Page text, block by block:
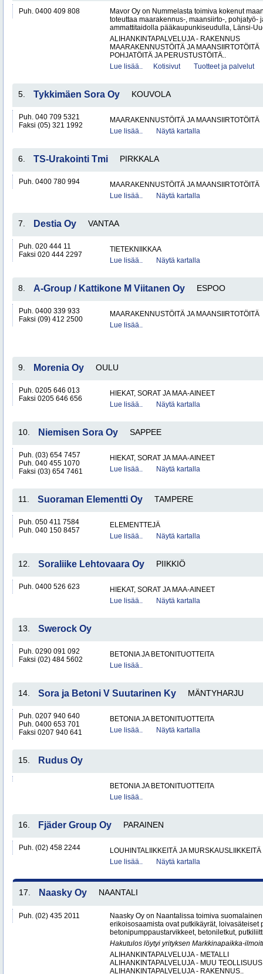
Puh. 0400 409 808
Mavor Oy on Nummelasta toimiva kokenut
toteuttaa maarakennus-, maansiirto-, pohjatyö-
ammattitaidolla pääkaupunkiseudulla, Länsi-
ALIHANKINTAPALVELUJA - RAKENNUS
MAARAKENNUSTÖITÄ JA MAANSIIRTOTÖITÄ
POHJATÖITÄ JA PERUSTUSTÖITÄ..
Lue lisää..
Kotisivut Tuotteet ja palvelut
5. Tykkimäen Sora Oy KOUVOLA
Puh. 040 709 5321
Faksi (05) 321 1992
MAARAKENNUSTÖITÄ JA MAANSIIRTOTÖITÄ
Lue lisää..
Näytä kartalla
6. TS-Urakointi Tmi PIRKKALA
Puh. 0400 780 994
MAARAKENNUSTÖITÄ JA MAANSIIRTOTÖITÄ
Lue lisää..
Näytä kartalla
7. Destia Oy VANTAA
Puh. 020 444 11
Faksi 020 444 2297
TIETEKNIIKKAA
Lue lisää..
Näytä kartalla
8. A-Group / Kattikone M Viitanen Oy ESPOO
Puh. 0400 339 933
Faksi (09) 412 2500
MAARAKENNUSTÖITÄ JA MAANSIIRTOTÖITÄ
Lue lisää..
9. Morenia Oy OULU
Puh. 0205 646 013
Faksi 0205 646 656
HIEKAT, SORAT JA MAA-AINEET
Lue lisää..
Näytä kartalla
10. Niemisen Sora Oy SAPPEE
Puh. (03) 654 7457
Puh. 040 455 1070
Faksi (03) 654 7461
HIEKAT, SORAT JA MAA-AINEET
Lue lisää..
Näytä kartalla
11. Suoraman Elementti Oy TAMPERE
Puh. 050 411 7584
Puh. 040 150 8457
ELEMENTTEJÄ
Lue lisää..
Näytä kartalla
12. Soraliike Lehtovaara Oy PIIKKIÖ
Puh. 0400 526 623
HIEKAT, SORAT JA MAA-AINEET
Lue lisää..
Näytä kartalla
13. Swerock Oy
Puh. 0290 091 092
Faksi (02) 484 5602
BETONIA JA BETONITUOTTEITA
Lue lisää..
14. Sora ja Betoni V Suutarinen Ky MÄNTYHARJU
Puh. 0207 940 640
Puh. 0400 653 701
Faksi 0207 940 641
BETONIA JA BETONITUOTTEITA
Lue lisää..
Näytä kartalla
15. Rudus Oy
BETONIA JA BETONITUOTTEITA
Lue lisää..
16. Fjäder Group Oy PARAINEN
Puh. (02) 458 2244
LOUHINTALIIKKEITÄ JA MURSKAUSLIIKKEITÄ
Lue lisää..
Näytä kartalla
17. Naasky Oy NAANTALI
Puh. (02) 435 2011
Naasky Oy on Naantalissa toimiva
erikoisosaamista ovat putkikäyrät, loivasäteiset
betonipumppaustarvikkeet, betoniletkut,
Hakutulos löytyi yrityksen Markkinapaikka-
ALIHANKINTAPALVELUJA - METALLI
ALIHANKINTAPALVELUJA - MUU TEOLLISUUS
ALIHANKINTAPALVELUJA - RAKENNUS..